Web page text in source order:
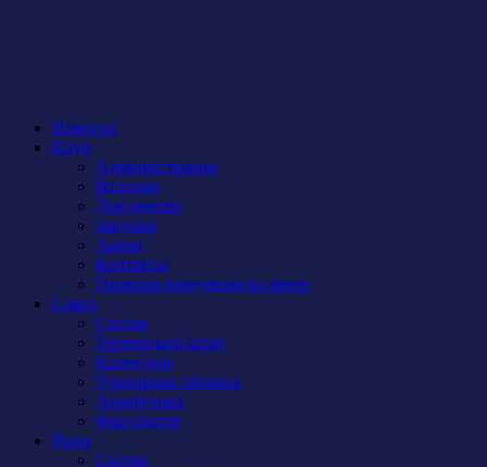
Новости
Клуб
Администрация
История
Документы
Закупки
Арена
Контакты
Правила поведения на арене
Сокол
Состав
Тренерский штаб
Календарь
Турнирная таблица
Атрибутика
Фан-сектор
Рыси
Состав